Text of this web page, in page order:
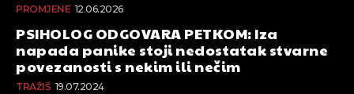
PROMJENE 12.06.2026
PSIHOLOG ODGOVARA PETKOM: Iza
napada panike stoji nedostatak stvarne
povezanosti s nekim ili nečim
TRAŽIŠ 19.07.2024